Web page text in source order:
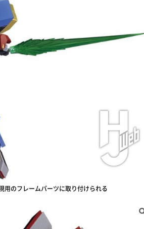
のフレームパーツに取り付けられる